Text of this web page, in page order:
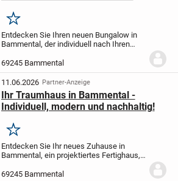
Merken
Entdecken Sie Ihren neuen Bungalow in
Bammental, der individuell nach Ihren
wird. Mit einer großzügigen Wohnfläche
von 88,34 m² und einem Grundstück von
550 m²...
69245 Bammental
11.06.2026 Partner-Anzeige
Ihr Traumhaus in Bammental -
Individuell, modern und nachhaltig!
Merken
Entdecken Sie Ihr neues Zuhause in
Bammental, ein projektiertes Fertighaus,
Vorstellungen gestaltet wird. Mit einer
69245 Bammental